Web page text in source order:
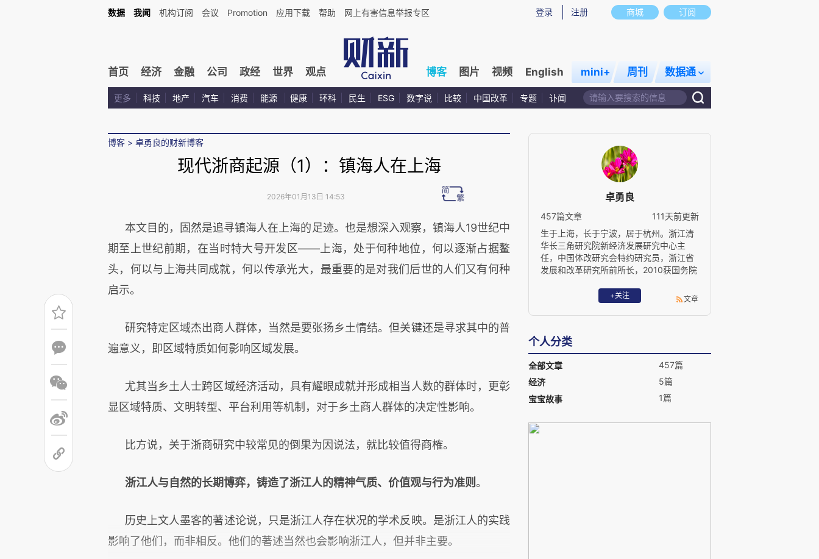
商城 订阅
登录 注册
数据 我闻 机构订阅 会议 Promotion 应用下载 帮助 网上有害信息举报专区
首页 经济 金融 公司 政经 世界 观点 博客 图片 视频 English mini+ 周刊 数据通
更多 科技 地产 汽车 消费 能源 健康 环科 民生 ESG 数字说 比较 中国改革 专题 讣闻
博客 > 卓勇良的财新博客
现代浙商起源（1）：镇海人在上海
2026年01月13日 14:53
本文目的，固然是追寻镇海人在上海的足迹。也是想深入观察，镇海人19世纪中
期至上世纪前期，在当时特大号开发区——上海，处于何种地位，何以逐渐占据鳌
头，何以与上海共同成就，何以传承光大，最重要的是对我们后世的人们又有何种
启示。
研究特定区域杰出商人群体，当然是要张扬乡土情结。但关键还是寻求其中的普
遍意义，即区域特质如何影响区域发展。
尤其当乡土人士跨区域经济活动，具有耀眼成就并形成相当人数的群体时，更彰
显区域特质、文明转型、平台利用等机制，对于乡土商人群体的决定性影响。
比方说，关于浙商研究中较常见的倒果为因说法，就比较值得商榷。
浙江人与自然的长期博弈，铸造了浙江人的精神气质、价值观与行为准则。
历史上文人墨客的著述论说，只是浙江人存在状况的学术反映。是浙江人的实践
影响了他们，而非相反。他们的著述当然也会影响浙江人，但并非主要。
卓勇良
457篇文章
111天前更新
生于上海，长于宁波，居于杭州。浙江清
华长三角研究院新经济发展研究中心主
任，中国体改研究会特约研究员，浙江省
发展和改革研究所前所长，2010获国务院
zhuoyl@vip.163.com
+关注 文章
个人分类
全部文章
457篇
经济
5篇
宝宝故事
1篇